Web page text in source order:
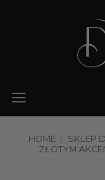
HOME / SKLEP
ZŁOTYM